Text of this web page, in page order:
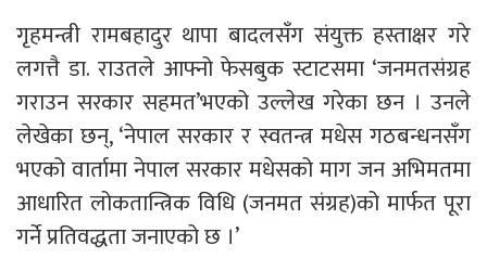
गृहमन्त्री रामबहादुर थापा बादलसँग संयुक्त हस्ताक्षर गरे
लगत्तै डा. राउतले आफ्नो फेसबुक स्टाटसमा ‘जनमतसंग्रह
गराउन सरकार सहमत’भएको उल्लेख गरेका छन । उनले
लेखेका छन्, ‘नेपाल सरकार र स्वतन्त्र मधेस गठबन्धनसँग
भएको वार्तामा नेपाल सरकार मधेसको माग जन अभिमतमा
आधारित लोकतान्त्रिक विधि (जनमत संग्रह)को मार्फत पूरा
गर्ने प्रतिवद्धता जनाएको छ ।’